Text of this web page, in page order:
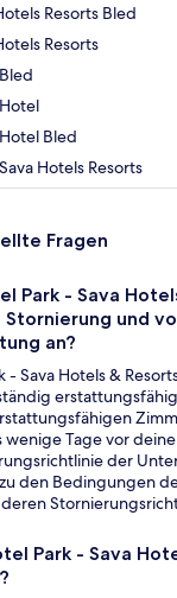
Resorts Bled
Resorts
Bled
Hotels Resorts
Fragen
Park - Sava
Stornierung und
an?
- Sava Hotels &
wenige Tage vor
der
den Bedingungen
Park - Sava